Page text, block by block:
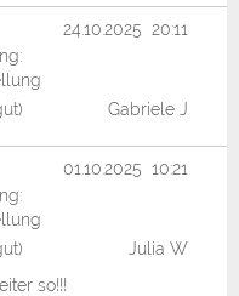
Gabriele J
24.10.2025 20:11
Julia W
01.10.2025 10:21
so!!!